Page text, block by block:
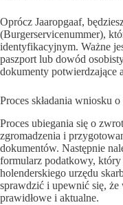
Oprócz Jaaropgaaf,
(Burgerservicenummer),
identyfikacyjnym. Ważne
paszport lub dowód
dokumenty potwierdzające
Proces składania wniosku
Proces ubiegania się o
zgromadzenia i
dokumentów. Następnie
formularz podatkowy, który
holenderskiego urzędu
sprawdzić i upewnić się, że
prawidłowe i aktualne.